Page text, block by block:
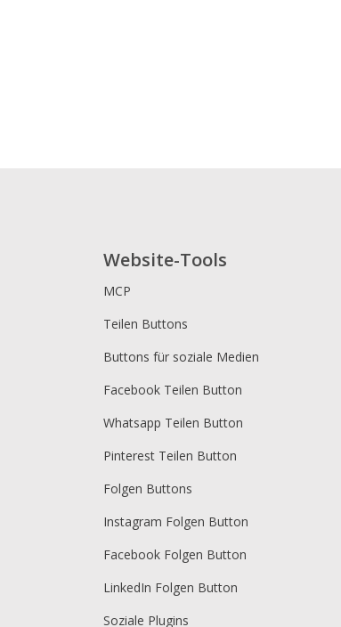
Website-Tools
MCP
Teilen Buttons
Buttons für soziale Medien
Facebook Teilen Button
Whatsapp Teilen Button
Pinterest Teilen Button
Folgen Buttons
Instagram Folgen Button
Facebook Folgen Button
LinkedIn Folgen Button
Soziale Plugins